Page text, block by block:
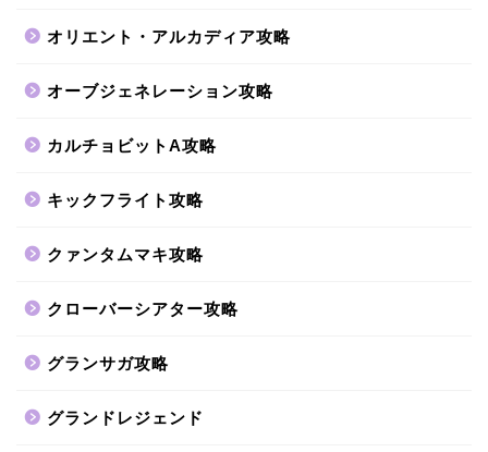
オリエント・アルカディア攻略
オーブジェネレーション攻略
カルチョビットA攻略
キックフライト攻略
クァンタムマキ攻略
クローバーシアター攻略
グランサガ攻略
グランドレジェンド